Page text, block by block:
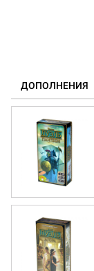
ДОПОЛНЕНИЯ